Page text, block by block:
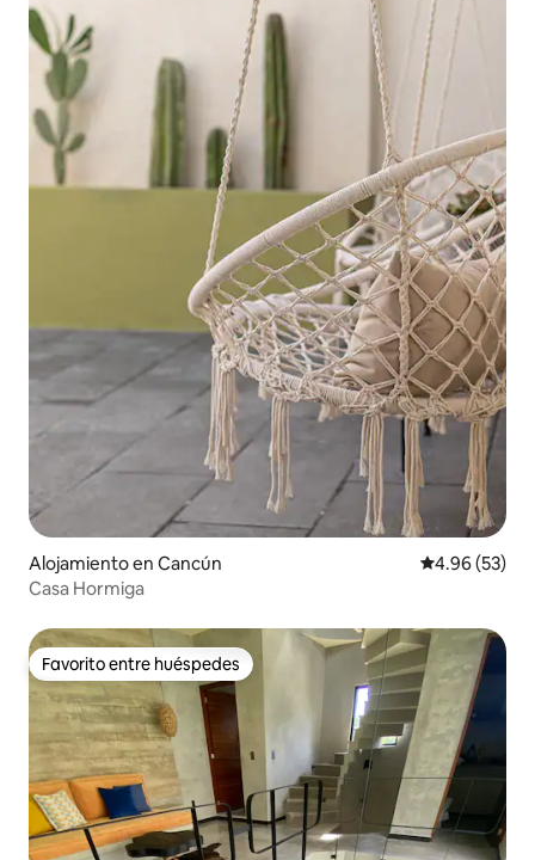
Alojamiento en Cancún Calificación
4.96 (53)
Casa Hormiga
Favorito entre huéspedes
Favorito entre huéspedes